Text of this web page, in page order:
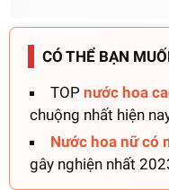
CÓ THỂ BẠN
TOPnước hoa
chuộng nhất hiện
Nước hoa nữ có
gây nghiện nhất